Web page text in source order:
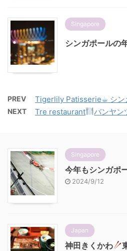
Singapore
シンガポールの
PREV Tigerlily Patisserie☕︎ シン
NEXT Tre restaurant バンヤン
Singapore
今年もシンガポ
2024/9/12
Japan
神田きくかわ